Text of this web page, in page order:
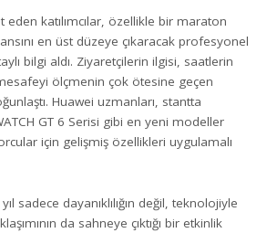
eden katılımcılar, özellikle bir maraton
en üst düzeye çıkaracak profesyonel
bilgi aldı. Ziyaretçilerin ilgisi, saatlerin
ölçmenin çok ötesine geçen
Huawei uzmanları, stantta
GT 6 Serisi gibi en yeni modeller
için gelişmiş özellikleri uygulamalı
sadece dayanıklılığın değil, teknolojiyle
da sahneye çıktığı bir etkinlik